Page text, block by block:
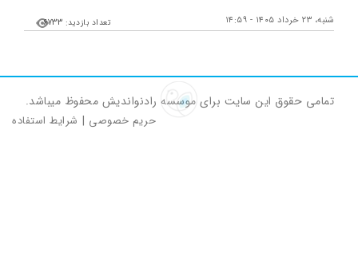
شنبه، ۲۳ خرداد ۱۴۰۵ - ۱۴:۵۹ تعداد بازدید: 6733
تمامی حقوق این سایت برای موسسه رادنواندیش محفوظ میباشد.
حریم خصوصی | شرایط استفاده